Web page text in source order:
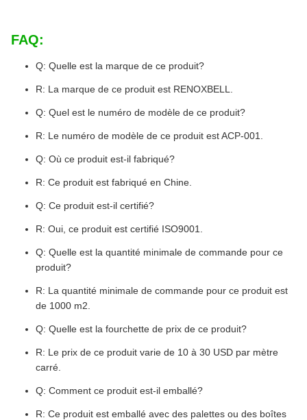
FAQ:
Q: Quelle est la marque de ce produit?
R: La marque de ce produit est RENOXBELL.
Q: Quel est le numéro de modèle de ce produit?
R: Le numéro de modèle de ce produit est ACP-001.
Q: Où ce produit est-il fabriqué?
R: Ce produit est fabriqué en Chine.
Q: Ce produit est-il certifié?
R: Oui, ce produit est certifié ISO9001.
Q: Quelle est la quantité minimale de commande pour ce
produit?
R: La quantité minimale de commande pour ce produit est
de 1000 m2.
Q: Quelle est la fourchette de prix de ce produit?
R: Le prix de ce produit varie de 10 à 30 USD par mètre
carré.
Q: Comment ce produit est-il emballé?
R: Ce produit est emballé avec des palettes ou des boîtes